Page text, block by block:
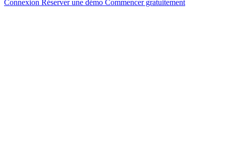
Connexion Réserver une démo Commencer gratuitement